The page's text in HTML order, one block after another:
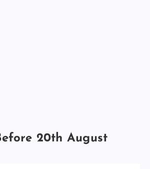
20th August